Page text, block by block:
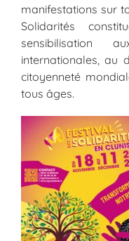
manifestations sur
Solidarités
sensibilisation
internationales, au
citoyenneté
tous âges.